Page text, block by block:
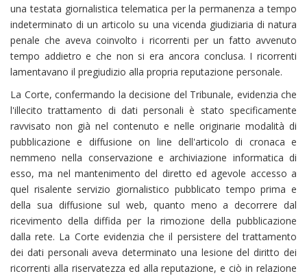
una testata giornalistica telematica per la permanenza a tempo
indeterminato di un articolo su una vicenda giudiziaria di natura
penale che aveva coinvolto i ricorrenti per un fatto avvenuto
tempo addietro e che non si era ancora conclusa. I ricorrenti
lamentavano il pregiudizio alla propria reputazione personale.
La Corte, confermando la decisione del Tribunale, evidenzia che
l'illecito trattamento di dati personali è stato specificamente
ravvisato non già nel contenuto e nelle originarie modalità di
pubblicazione e diffusione on line dell'articolo di cronaca e
nemmeno nella conservazione e archiviazione informatica di
esso, ma nel mantenimento del diretto ed agevole accesso a
quel risalente servizio giornalistico pubblicato tempo prima e
della sua diffusione sul web, quanto meno a decorrere dal
ricevimento della diffida per la rimozione della pubblicazione
dalla rete. La Corte evidenzia che il persistere del trattamento
dei dati personali aveva determinato una lesione del diritto dei
ricorrenti alla riservatezza ed alla reputazione, e ciò in relazione